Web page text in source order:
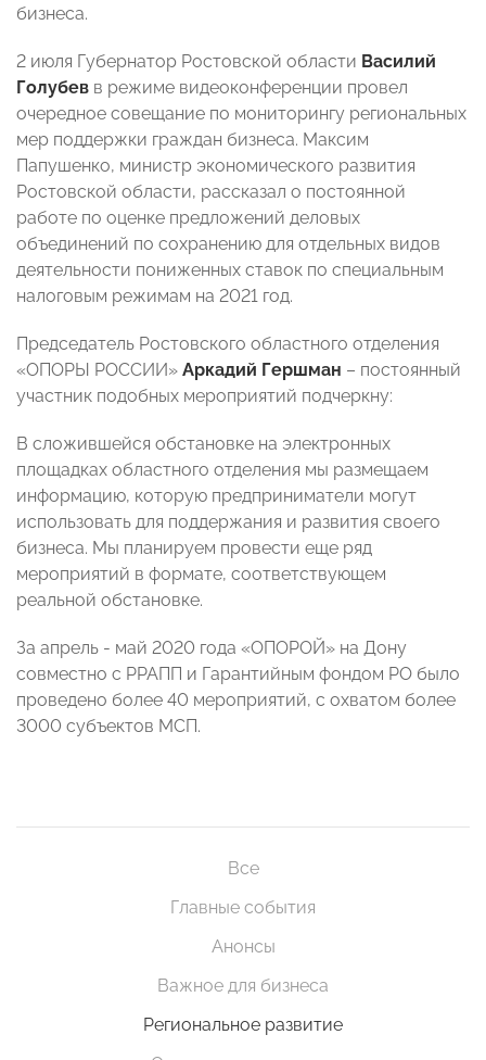
бизнеса.
2 июля Губернатор Ростовской области Василий
Голубев в режиме видеоконференции провел
очередное совещание по мониторингу региональных
мер поддержки граждан бизнеса. Максим
Папушенко, министр экономического развития
Ростовской области, рассказал о постоянной
работе по оценке предложений деловых
объединений по сохранению для отдельных видов
деятельности пониженных ставок по специальным
налоговым режимам на 2021 год.
Председатель Ростовского областного отделения
«ОПОРЫ РОССИИ» Аркадий Гершман – постоянный
участник подобных мероприятий подчеркну:
В сложившейся обстановке на электронных
площадках областного отделения мы размещаем
информацию, которую предприниматели могут
использовать для поддержания и развития своего
бизнеса. Мы планируем провести еще ряд
мероприятий в формате, соответствующем
реальной обстановке.
За апрель - май 2020 года «ОПОРОЙ» на Дону
совместно с РРАПП и Гарантийным фондом РО было
проведено более 40 мероприятий, с охватом более
3000 субъектов МСП.
Все
Главные события
Анонсы
Важное для бизнеса
Региональное развитие